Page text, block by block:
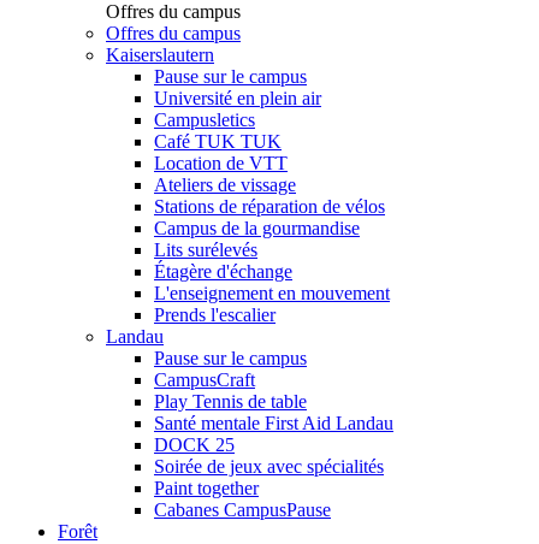
Offres du campus
Offres du campus
Kaiserslautern
Pause sur le campus
Université en plein air
Campusletics
Café TUK TUK
Location de VTT
Ateliers de vissage
Stations de réparation de vélos
Campus de la gourmandise
Lits surélevés
Étagère d'échange
L'enseignement en mouvement
Prends l'escalier
Landau
Pause sur le campus
CampusCraft
Play Tennis de table
Santé mentale First Aid Landau
DOCK 25
Soirée de jeux avec spécialités
Paint together
Cabanes CampusPause
Forêt